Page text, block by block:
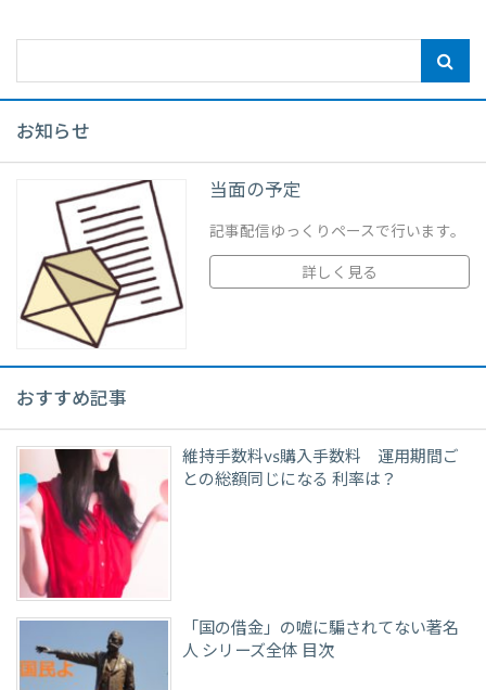
お知らせ
当面の予定
記事配信ゆっくりペースで行います。
詳しく見る
おすすめ記事
維持手数料vs購入手数料 運用期間ご
との総額同じになる 利率は？
「国の借金」の嘘に騙されてない著名
人 シリーズ全体 目次